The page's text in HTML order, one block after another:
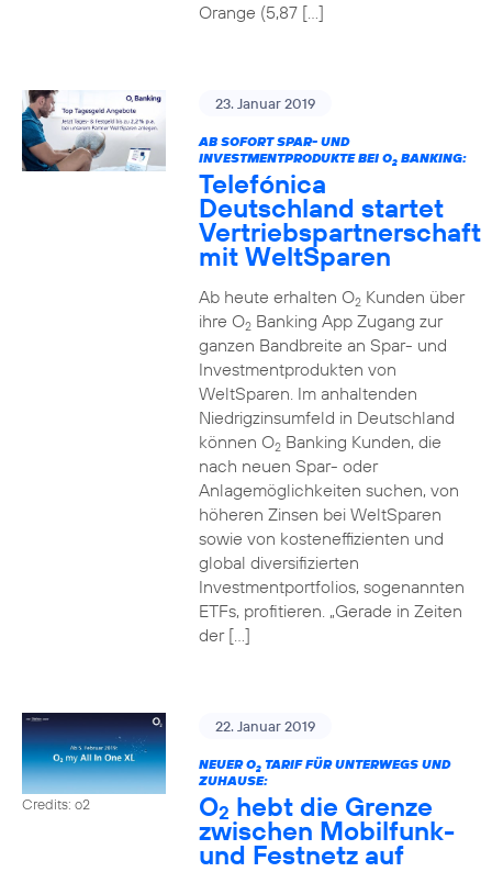
Orange (5,87 […]
23. Januar 2019
AB SOFORT SPAR- UND
INVESTMENTPRODUKTE BEI O2BANKING:
Telefónica
Deutschland startet
Vertriebspartnerschaft
mit WeltSparen
Ab heute erhalten O2Kunden über
ihre O2Banking App Zugang zur
ganzen Bandbreite an Spar- und
Investmentprodukten von
WeltSparen. Im anhaltenden
Niedrigzinsumfeld in Deutschland
können O2Banking Kunden, die
nach neuen Spar- oder
Anlagemöglichkeiten suchen, von
höheren Zinsen bei WeltSparen
sowie von kosteneffizienten und
global diversifizierten
Investmentportfolios, sogenannten
ETFs, profitieren. „Gerade in Zeiten
der […]
Credits: o2
22. Januar 2019
NEUER O2TARIF FÜR UNTERWEGS UND
ZUHAUSE:
O2 hebt die Grenze
zwischen Mobilfunk-
und Festnetz auf